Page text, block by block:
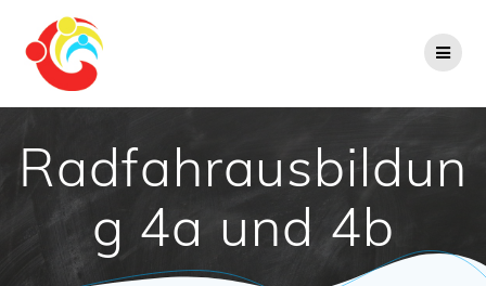
Radfahrausbildun
g 4a und 4b